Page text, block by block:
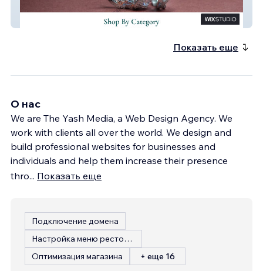
Показать еще
О нас
We are The Yash Media, a Web Design Agency. We
work with clients all over the world. We design and
build professional websites for businesses and
individuals and help them increase their presence
thro... Показать еще
Подключение домена
Настройка меню ресторана
Оптимизация магазина
+ еще 16